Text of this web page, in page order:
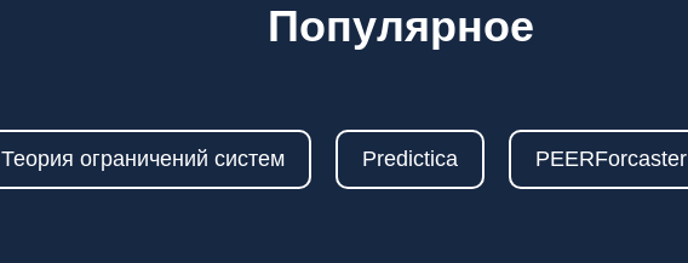
Популярное
Теория ограничений систем Predictica PEERForcaster